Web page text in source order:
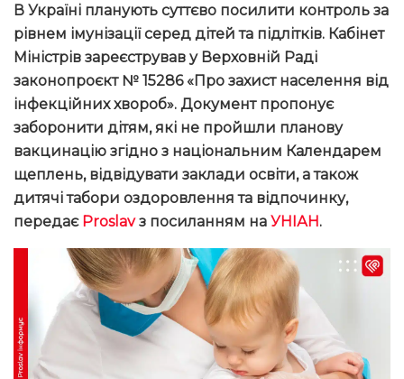
В Україні планують суттєво посилити контроль за
рівнем імунізації серед дітей та підлітків. Кабінет
Міністрів зареєстрував у Верховній Раді
законопроєкт № 15286 «Про захист населення від
інфекційних хвороб». Документ пропонує
заборонити дітям, які не пройшли планову
вакцинацію згідно з національним Календарем
щеплень, відвідувати заклади освіти, а також
дитячі табори оздоровлення та відпочинку,
передає Proslavз посиланням на УНІАН.